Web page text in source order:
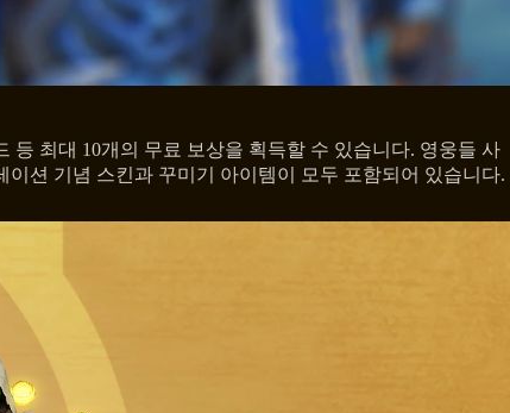
등 최대 10개의 무료 보상을 획득할 수 있습니다. 영웅들 사
션 기념 스킨과 꾸미기 아이템이 모두 포함되어 있습니다.